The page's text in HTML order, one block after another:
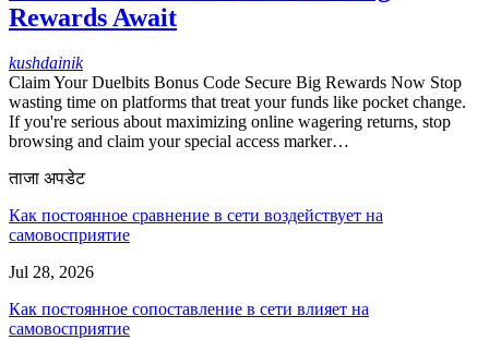
Rewards Await
kushdainik
Claim Your Duelbits Bonus Code Secure Big Rewards Now Stop
wasting time on platforms that treat your funds like pocket change.
If you're serious about maximizing online wagering returns, stop
browsing and claim your special access marker…
ताजा अपडेट
Как постоянное сравнение в сети воздействует на
самовосприятие
Jul 28, 2026
Как постоянное сопоставление в сети влияет на
самовосприятие